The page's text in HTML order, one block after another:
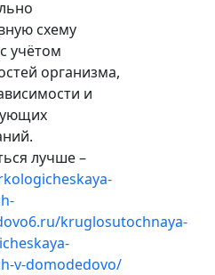
схему
учётом
организма,
и
лучше –
kruglosutochnaya-
v-domodedovo/